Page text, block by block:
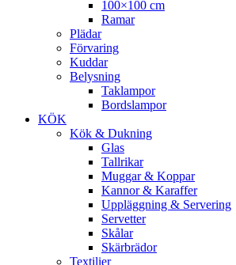
100×100 cm
Ramar
Plädar
Förvaring
Kuddar
Belysning
Taklampor
Bordslampor
KÖK
Kök & Dukning
Glas
Tallrikar
Muggar & Koppar
Kannor & Karaffer
Uppläggning & Servering
Servetter
Skålar
Skärbrädor
Textilier